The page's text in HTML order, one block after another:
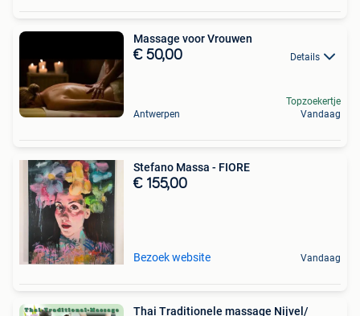
Massage voor Vrouwen
€ 50,00 Details
Antwerpen
Topzoekertje
Vandaag
Stefano Massa - FIORE
€ 155,00
Bezoek website Vandaag
Thai Traditionele massage Nijvel/